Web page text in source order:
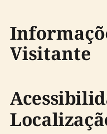
Visitante